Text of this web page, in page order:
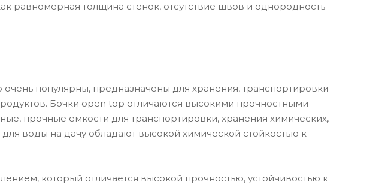
равномерная толщина стенок, отсутствие швов и однородность
популярны, предназначены для хранения, транспортировки
Бочки open top отличаются высокими прочностными
прочные емкости для транспортировки, хранения химических,
воды на дачу обладают высокой химической стойкостью к
который отличается высокой прочностью, устойчивостью к